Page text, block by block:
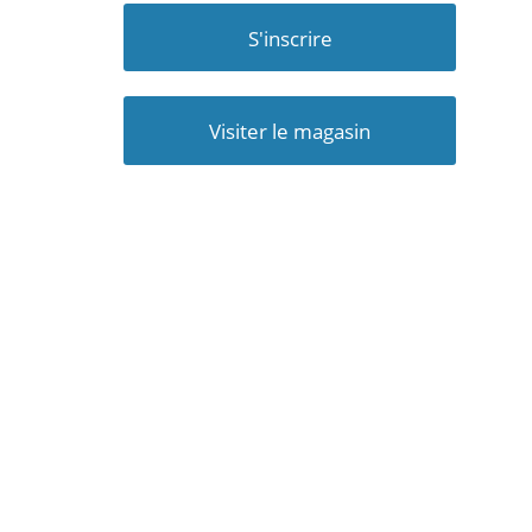
S'inscrire
Visiter le magasin